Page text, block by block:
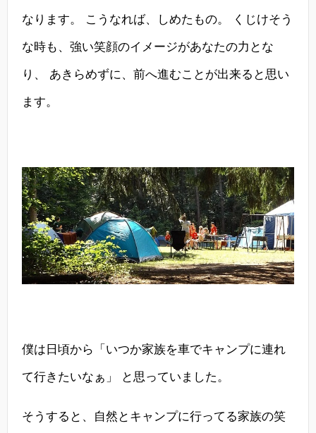
なります。 こうなれば、しめたもの。 くじけそう
な時も、強い笑顔のイメージがあなたの力とな
り、 あきらめずに、前へ進むことが出来ると思い
ます。
僕は日頃から「いつか家族を車でキャンプに連れ
て行きたいなぁ」 と思っていました。
そうすると、自然とキャンプに行ってる家族の笑